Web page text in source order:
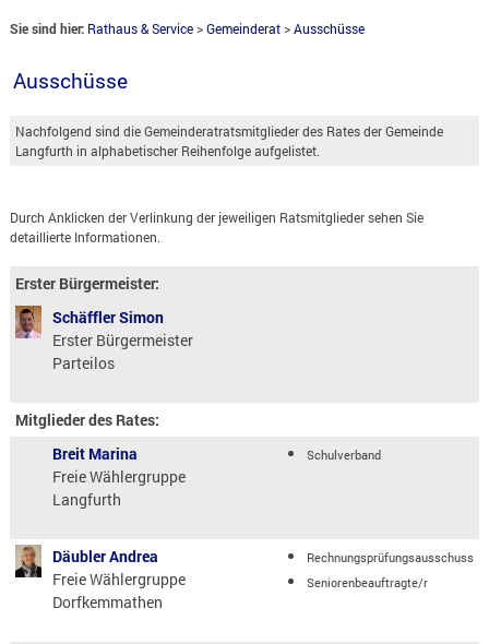
Sie sind hier: Rathaus & Service>Gemeinderat>Ausschüsse
Ausschüsse
Nachfolgend sind die Gemeinderatratsmitglieder des Rates der Gemeinde
Langfurth in alphabetischer Reihenfolge aufgelistet.
Durch Anklicken der Verlinkung der jeweiligen Ratsmitglieder sehen Sie
detaillierte Informationen.
Erster Bürgermeister:
Schäffler Simon
Erster Bürgermeister
Parteilos
Mitglieder des Rates:
Breit Marina
Freie Wählergruppe
Langfurth
Schulverband
Däubler Andrea
Freie Wählergruppe
Dorfkemmathen
Rechnungsprüfungsausschuss
Seniorenbeauftragte/r